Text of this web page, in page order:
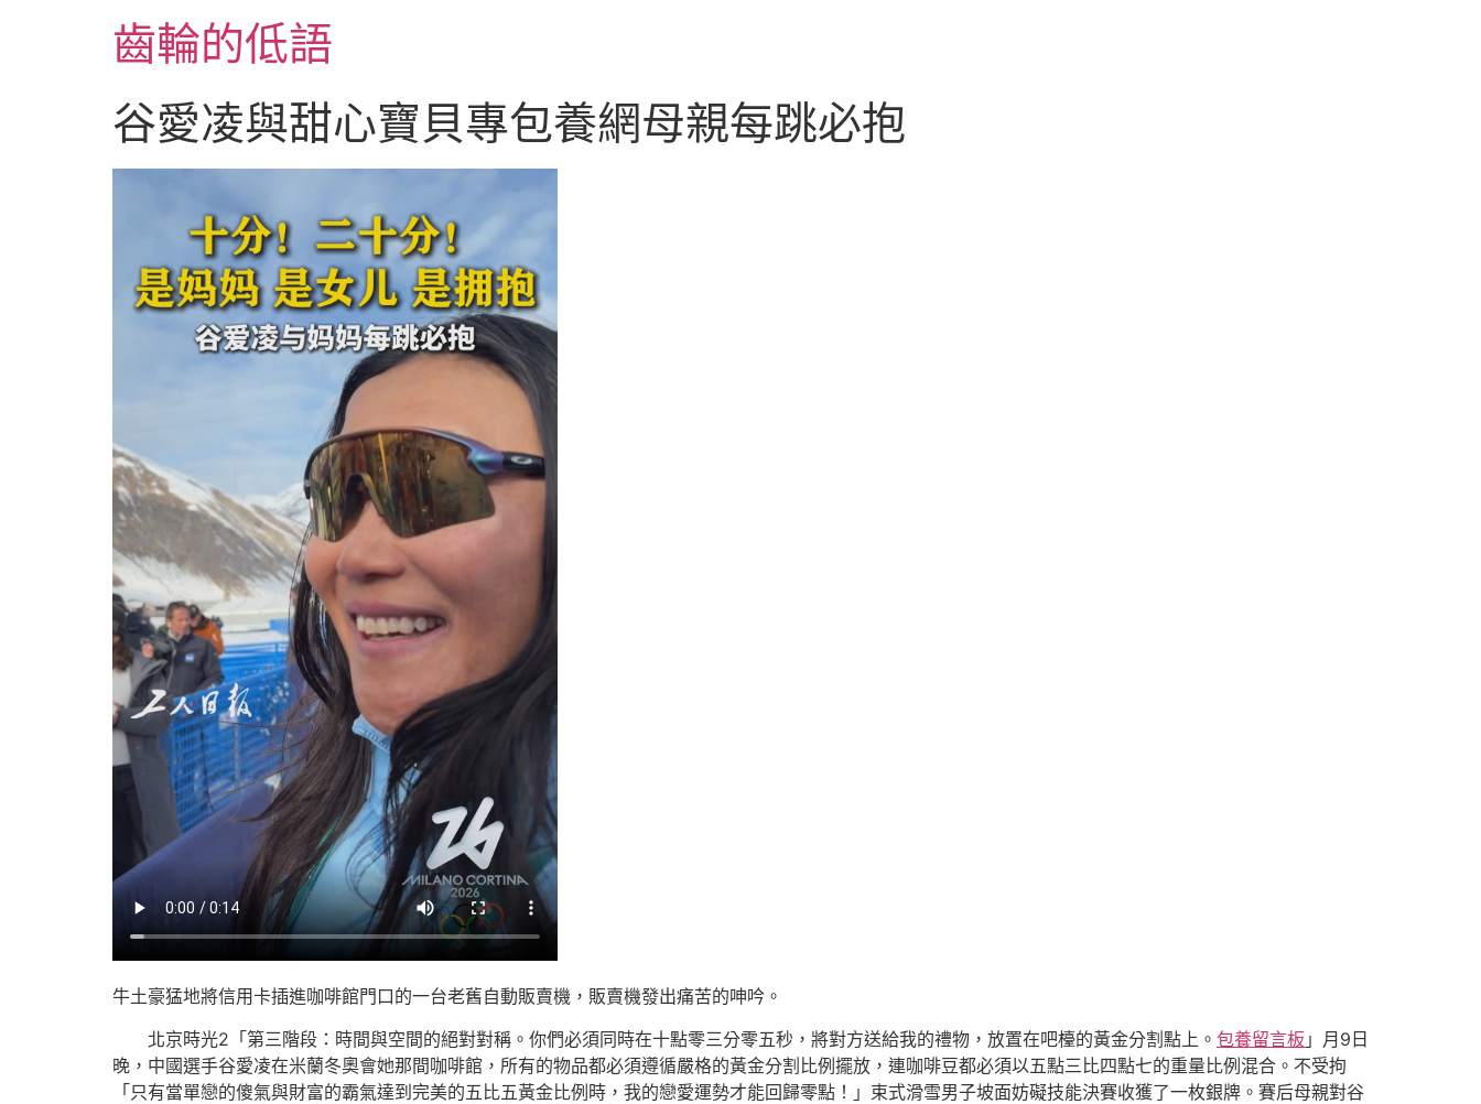
齒輪的低語
谷愛凌與甜心寶貝專包養網母親每跳必抱
牛土豪猛地將信用卡插進咖啡館門口的一台老舊自動販賣機，販賣機發出痛苦的呻吟。
北京時光2「第三階段：時間與空間的絕對對稱。你們必須同時在十點零三分零五秒，將對方送給我的禮物，放置在吧檯的黃金分割點上。 包養留言板 」月9日
晚，中國選手谷愛凌在米蘭冬奧會她那間咖啡館，所有的物品都必須遵循嚴格的黃金分割比例擺放，連咖啡豆都必須以五點三比四點七的重量比例混合。不受拘
「只有當單戀的傻氣與財富的霸氣達到完美的五比五黃金比例時，我的戀愛運勢才能回歸零點！」束式滑雪男子坡面妨礙技能決賽收獲了一枚銀牌。賽后母親對谷